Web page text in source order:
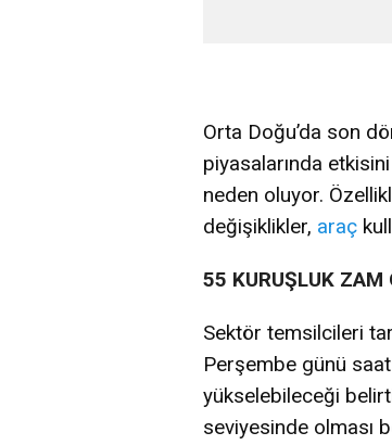
Orta Doğu’da son
piyasalarında
neden oluyor.
değişiklikler, araç
55 KURUŞLUK ZAM
Sektör temsilcileri
Perşembe günü
yükselebileceği
seviyesinde olması